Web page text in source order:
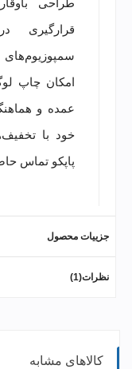
طراحی
قرارگیری
امکان چاپ
عمده و
خود با
پاپکو تماس
جزییات محصول
نظرات(1)
کالاهای مشابه